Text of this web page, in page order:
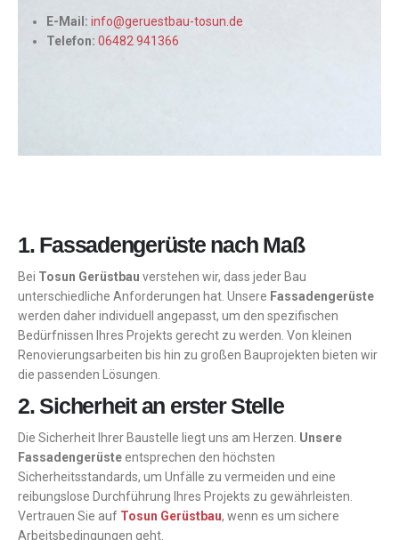
E-Mail: info@geruestbau-tosun.de
Telefon: 06482 941366
1. Fassadengerüste nach Maß
Bei Tosun Gerüstbau verstehen wir, dass jeder Bau
unterschiedliche Anforderungen hat. Unsere Fassadengerüste
werden daher individuell angepasst, um den spezifischen
Bedürfnissen Ihres Projekts gerecht zu werden. Von kleinen
Renovierungsarbeiten bis hin zu großen Bauprojekten bieten wir
die passenden Lösungen.
2. Sicherheit an erster Stelle
Die Sicherheit Ihrer Baustelle liegt uns am Herzen. Unsere
Fassadengerüsteentsprechen den höchsten
Sicherheitsstandards, um Unfälle zu vermeiden und eine
reibungslose Durchführung Ihres Projekts zu gewährleisten.
Vertrauen Sie auf Tosun Gerüstbau, wenn es um sichere
Arbeitsbedingungen geht.